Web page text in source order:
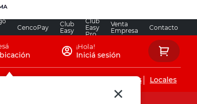
CencoPay
Club
Easy
Club
Easy
Pro
Venta
Empresa
Contacto
¡Hola!
Iniciá sesión
Servicios de instalaciones Locales